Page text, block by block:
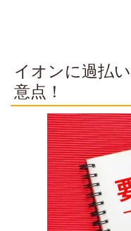
イオンに過払
意点！